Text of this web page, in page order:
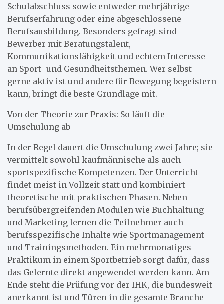
Schulabschluss sowie entweder mehrjährige
Berufserfahrung oder eine abgeschlossene
Berufsausbildung. Besonders gefragt sind
Bewerber mit Beratungstalent,
Kommunikationsfähigkeit und echtem Interesse
an Sport- und Gesundheitsthemen. Wer selbst
gerne aktiv ist und andere für Bewegung begeistern
kann, bringt die beste Grundlage mit.
Von der Theorie zur Praxis: So läuft die
Umschulung ab
In der Regel dauert die Umschulung zwei Jahre; sie
vermittelt sowohl kaufmännische als auch
sportspezifische Kompetenzen. Der Unterricht
findet meist in Vollzeit statt und kombiniert
theoretische mit praktischen Phasen. Neben
berufsübergreifenden Modulen wie Buchhaltung
und Marketing lernen die Teilnehmer auch
berufsspezifische Inhalte wie Sportmanagement
und Trainingsmethoden. Ein mehrmonatiges
Praktikum in einem Sportbetrieb sorgt dafür, dass
das Gelernte direkt angewendet werden kann. Am
Ende steht die Prüfung vor der IHK, die bundesweit
anerkannt ist und Türen in die gesamte Branche